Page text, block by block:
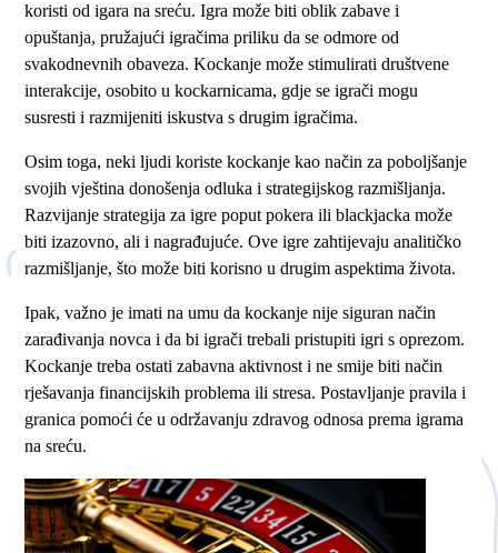
koristi od igara na sreću. Igra može biti oblik zabave i
opuštanja, pružajući igračima priliku da se odmore od
svakodnevnih obaveza. Kockanje može stimulirati društvene
interakcije, osobito u kockarnicama, gdje se igrači mogu
susresti i razmijeniti iskustva s drugim igračima.
Osim toga, neki ljudi koriste kockanje kao način za poboljšanje
svojih vještina donošenja odluka i strategijskog razmišljanja.
Razvijanje strategija za igre poput pokera ili blackjacka može
biti izazovno, ali i nagrađujuće. Ove igre zahtijevaju analitičko
razmišljanje, što može biti korisno u drugim aspektima života.
Ipak, važno je imati na umu da kockanje nije siguran način
zarađivanja novca i da bi igrači trebali pristupiti igri s oprezom.
Kockanje treba ostati zabavna aktivnost i ne smije biti način
rješavanja financijskih problema ili stresa. Postavljanje pravila i
granica pomoći će u održavanju zdravog odnosa prema igrama
na sreću.